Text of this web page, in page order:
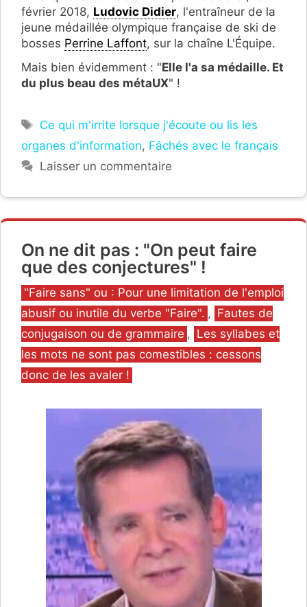
février 2018, Ludovic Didier, l'entraîneur de la
jeune médaillée olympique française de ski de
bosses Perrine Laffont, sur la chaîne L'Équipe.
Mais bien évidemment : "Elle l'a sa médaille. Et
du plus beau des métaUX" !
Étiquettes
Ce qui m'irrite lorsque j'écoute ou lis les
organes d'information, Fâchés avec le français
Laisser un commentaire
On ne dit pas : "On peut faire
que des conjectures" !
Catégories
"Faire sans" ou : Pour une limitation de l'emploi
abusif ou inutile du verbe "Faire". , Fautes de
conjugaison ou de grammaire , Les syllabes et
les mots ne sont pas comestibles : cessons
donc de les avaler !